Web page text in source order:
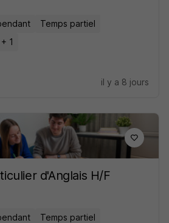
Temps partiel
+ 1
il y a 8 jours
d'Anglais H/F
Temps partiel